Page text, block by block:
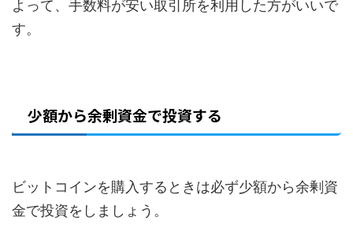
よって、手数料が安い取引所を利用した方がいいで
す。
少額から余剰資金で投資する
ビットコインを購入するときは必ず少額から余剰資
金で投資をしましょう。